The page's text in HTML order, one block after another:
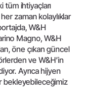
tüm ihtiyaçları
zaman kolaylıklar
W&H
Magno, W&H
öne çıkan güncel
ve W&H’in
Ayrıca hijyen
bekleyebileceğimiz